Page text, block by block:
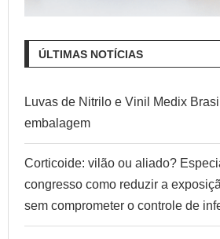
ÚLTIMAS NOTÍCIAS
Luvas de Nitrilo e Vinil Medix
embalagem
Corticoide: vilão ou aliado?
congresso como reduzir a
sem comprometer o controle de